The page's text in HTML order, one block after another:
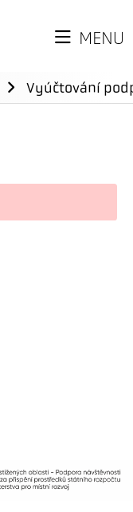
MENU
Vyúčtování